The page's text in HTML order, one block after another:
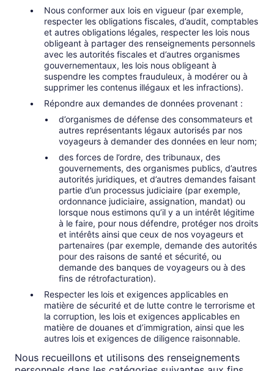
Nous conformer aux lois en vigueur (par exemple,
respecter les obligations fiscales, d’audit, comptables
et autres obligations légales, respecter les lois nous
obligeant à partager des renseignements personnels
avec les autorités fiscales et d’autres organismes
gouvernementaux, les lois nous obligeant à
suspendre les comptes frauduleux, à modérer ou à
supprimer les contenus illégaux et les infractions).
Répondre aux demandes de données provenant :
d’organismes de défense des consommateurs et
autres représentants légaux autorisés par nos
voyageurs à demander des données en leur nom;
des forces de l’ordre, des tribunaux, des
gouvernements, des organismes publics, d’autres
autorités juridiques, et d’autres demandes faisant
partie d’un processus judiciaire (par exemple,
ordonnance judiciaire, assignation, mandat) ou
lorsque nous estimons qu’il y a un intérêt légitime
à le faire, pour nous défendre, protéger nos droits
et intérêts ainsi que ceux de nos voyageurs et
partenaires (par exemple, demande des autorités
pour des raisons de santé et sécurité, ou
demande des banques de voyageurs ou à des
fins de rétrofacturation).
Respecter les lois et exigences applicables en
matière de sécurité et de lutte contre le terrorisme et
la corruption, les lois et exigences applicables en
matière de douanes et d’immigration, ainsi que les
autres lois et exigences de diligence raisonnable.
Nous recueillons et utilisons des renseignements